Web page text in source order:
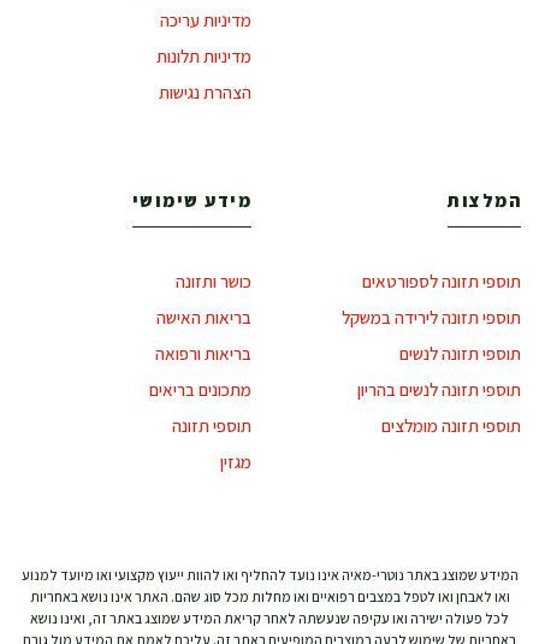
מדיניות עריכה
מדיניות תלונות
הצהרת נגישות
המלצות
תוספי תזונה לספורטאים
תוספי תזונה לירידה במשקל
תוספי תזונה לנשים
תוספי תזונה לנשים בהריון
תוספי תזונה מומלצים
מידע שימושי
כושר ותזונה
בריאות האישה
בריאות ורפואה
מתכונים בריאים
תוספי תזונה
מגזין
המידע שמוצג באתר נוטרי-מאיה אינו נועד להחליף ואו להוות ייעוץ מקצועי ואו מיועד למנוע
ואו לאבחן ואו לטפל במצבים רפואיים ואו מחלות מכל סוג שהם. האתר אינו נושא באחריות
לכל פעולה ישירה ואו עקיפה שנעשתה לאחר קריאת המידע שמוצג באתר זה, ואינו נושא
באחריות של שימוש לרעה במוצרים המופיעים באתר זה. עליכם לאמת את המידע מול גורם